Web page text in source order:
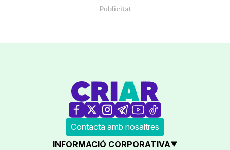
Contacta amb nosaltres
INFORMACIÓ CORPORATIVA